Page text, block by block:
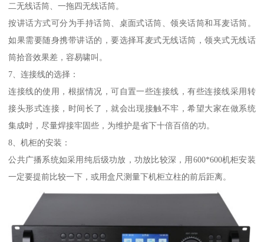
二无线话筒、一拖四无线话筒。
按讲话方式可分为手持话筒、桌面式话筒、领夹话筒和耳麦话筒。
如果需要随身携带讲话的，要选择耳麦式无线话筒，领夹式无线话
筒拾音效果差，容易啸叫。
7、连接线的选择：
连接线的使用，根据情况，可自置一些连接线，有些连接线采用转
接头形式连接，时间长了，就会出现接触不牢，希望大家在做系统
集成时，尽量焊接牢固些，为维护是省下十倍百倍的功。
8、机柜的安装：
公共广播系统如采用纯后级功放，功放比较深，用600*600机柜安装
一定要提前比较一下，或用盒尺测量下机柜立柱的前后距离。